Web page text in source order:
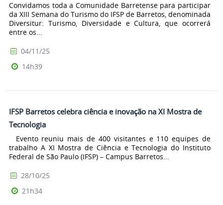
Convidamos toda a Comunidade Barretense para participar
da XIII Semana do Turismo do IFSP de Barretos, denominada
Diversitur: Turismo, Diversidade e Cultura, que ocorrerá
entre os...
04/11/25
14h39
IFSP Barretos celebra ciência e inovação na XI Mostra de
Tecnologia
Evento reuniu mais de 400 visitantes e 110 equipes de
trabalho A XI Mostra de Ciência e Tecnologia do Instituto
Federal de São Paulo (IFSP) – Campus Barretos...
28/10/25
21h34